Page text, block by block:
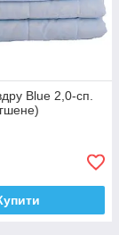
Blue 2,0-сп.